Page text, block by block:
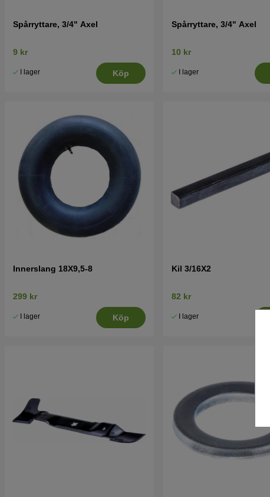
Spårryttare, 3/4" Axel
9 kr
I lager Köp
Spårryttare, 3/4" Axel
10 kr
I lager
Innerslang 18X9,5-8
299 kr
I lager Köp
Kil 3/16X2
82 kr
I lager